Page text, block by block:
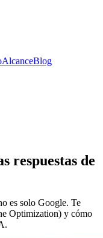
AlcanceBlog
respuestas de
es solo Google. Te
Optimization) y cómo